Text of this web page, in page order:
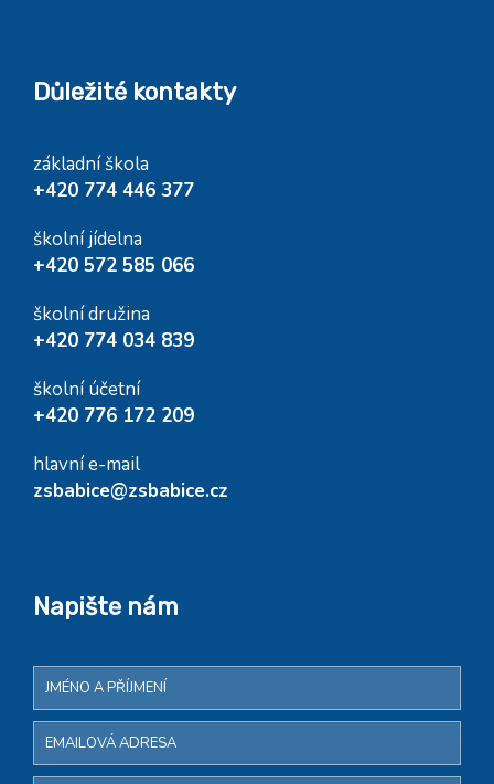
Důležité kontakty
základní škola
+420 774 446 377
školní jídelna
+420 572 585 066
školní družina
+420 774 034 839
školní účetní
+420 776 172 209
hlavní e-mail
zsbabice@zsbabice.cz
Napište nám